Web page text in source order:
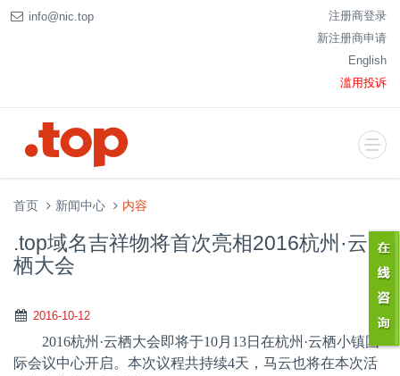
info@nic.top
注册商登录
新注册商申请
English
滥用投诉
首页 新闻中心 内容
.top域名吉祥物将首次亮相2016杭州·云
栖大会
2016-10-12
2016杭州·云栖大会即将于10月 13日在杭州·云栖小镇国
际会议中心开启。本次议程共持续4天，马云也将在本次活